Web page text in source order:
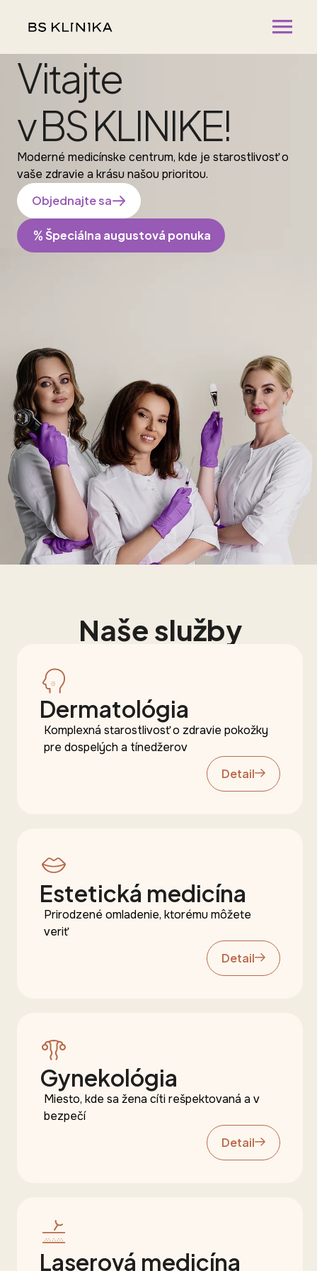
Vitajte
v BS KLINIKE!
Moderné medicínske centrum, kde je starostlivosť o
vaše zdravie a krásu našou prioritou.
Objednajte sa
Špeciálna augustová ponuka
Naše služby
Dermatológia
Komplexná starostlivosť o zdravie pokožky
pre dospelých a tínedžerov
Detail
Estetická medicína
Prirodzené omladenie, ktorému môžete
veriť
Detail
Gynekológia
Miesto, kde sa žena cíti rešpektovaná a v
bezpečí
Detail
Laserová medicína